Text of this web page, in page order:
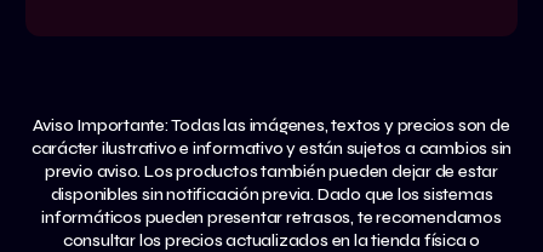
Aviso Importante: Todas las imágenes, textos y precios son de
carácter ilustrativo e informativo y están sujetos a cambios sin
previo aviso. Los productos también pueden dejar de estar
disponibles sin notificación previa. Dado que los sistemas
informáticos pueden presentar retrasos, te recomendamos
consultar los precios actualizados en la tienda física o